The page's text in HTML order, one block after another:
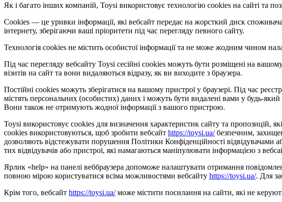
Як і багато інших компаній, Toysi використовує технологію cookies на сайті та
Cookies — це уривки інформації, які вебсайт передає на жорсткий диск
інтернету, зберігаючи ваші пріоритети під час перегляду певного сайту.
Технологія cookies не містить особистої інформації та не може жодним чином
Під час перегляду вебсайту Toysi сесійні cookies можуть бути розміщені на
візитів на сайт та вони видаляються відразу, як ви виходите з браузера.
Постійні cookies можуть зберігатися на вашому пристрої у браузері. Під час
містять персональних (особистих) даних і можуть бути видалені вами у будь-
Вони також не отримують жодної інформації з вашого пристрою.
Toysi використовує cookies для визначення характеристик сайту та пропозицій,
cookies використовуються, щоб зробити вебсайт https://toysi.ua/безпечним,
дозволяють відстежувати порушення Політики Конфіденційності відвідувачами
тих відвідувачів або пристрої, які намагаються маніпулювати інформацією з
Ярлик «help» на панелі веббраузера допоможе налаштувати отримання
повною мірою користуватися всіма можливостями вебсайту https://toysi.ua/. Для
Крім того, вебсайт https://toysi.ua/може містити посилання на сайти, які не